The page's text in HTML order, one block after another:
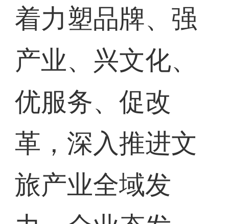
着力塑品牌、强
产业、兴文化、
优服务、促改
革，深入推进文
旅产业全域发